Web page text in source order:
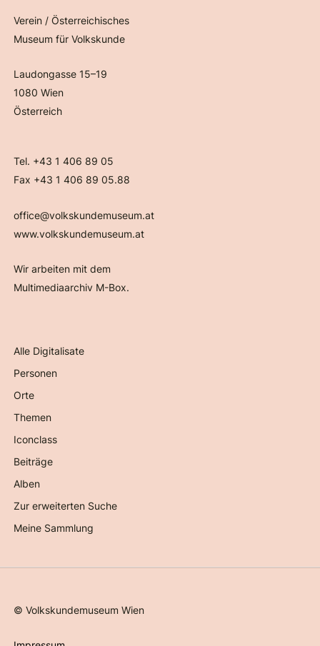
Verein / Österreichisches
Museum für Volkskunde
Laudongasse 15–19
1080 Wien
Österreich
Tel. +43 1 406 89 05
Fax +43 1 406 89 05.88
office@volkskundemuseum.at
www.volkskundemuseum.at
Wir arbeiten mit dem
Multimediaarchiv M-Box.
Alle Digitalisate
Personen
Orte
Themen
Iconclass
Beiträge
Alben
Zur erweiterten Suche
Meine Sammlung
©Volkskundemuseum Wien